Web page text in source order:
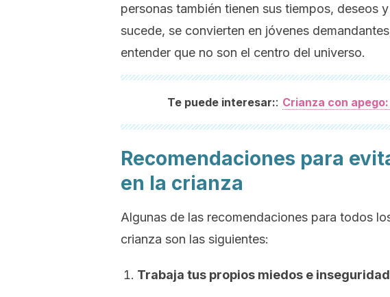
personas también tienen sus tiempos, deseos
sucede, se convierten en jóvenes
entender que no son el centro del universo.
Te puede interesar:: Crianza con
Recomendaciones para
en la crianza
Algunas de las recomendaciones para todos
crianza son las siguientes:
Trabaja tus propios miedos e